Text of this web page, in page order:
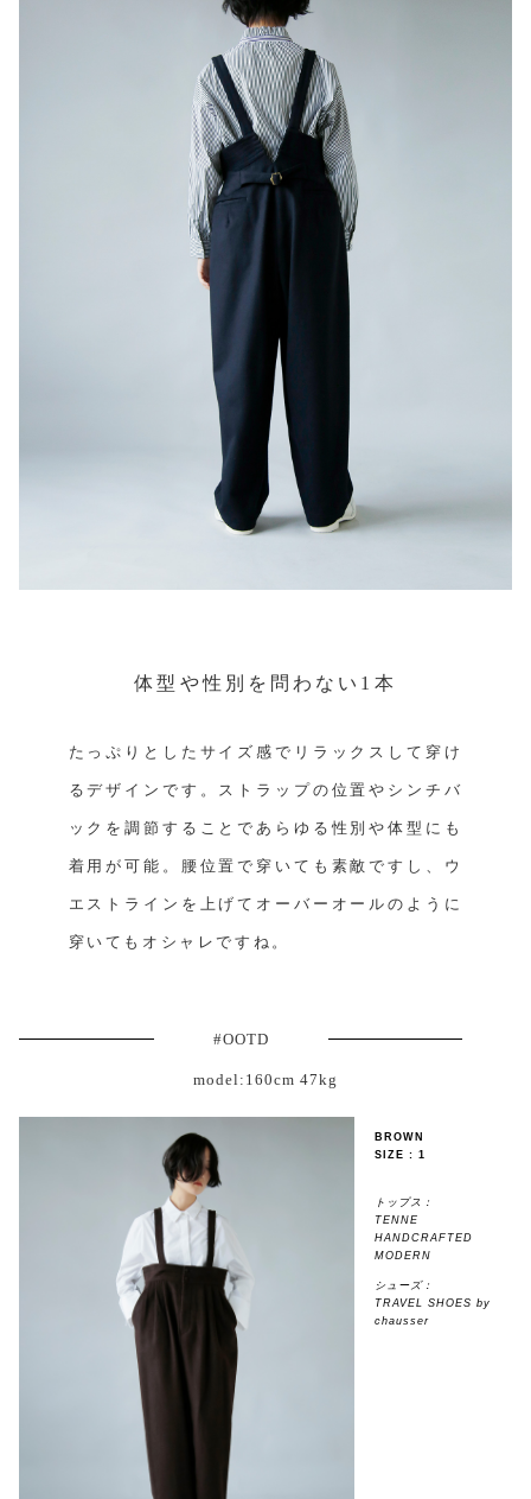
体型や性別を問わない1本
たっぷりとしたサイズ感でリラックスして穿け
るデザインです。ストラップの位置やシンチバ
ックを調節することであらゆる性別や体型にも
着用が可能。腰位置で穿いても素敵ですし、ウ
エストラインを上げてオーバーオールのように
穿いてもオシャレですね。
#OOTD
model:160cm 47kg
BROWN
SIZE : 1
トップス：
TENNE
HANDCRAFTED
MODERN
シューズ：
TRAVEL SHOES by
chausser